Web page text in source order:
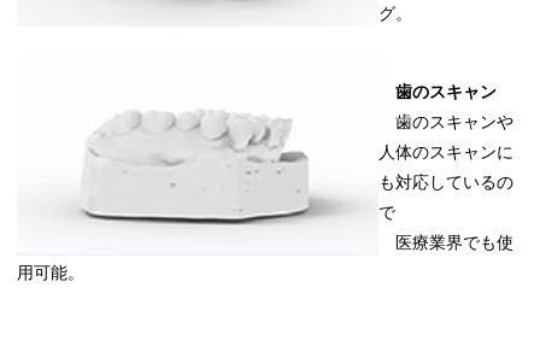
グ。
歯のスキャン
歯のスキャンや
人体のスキャンに
も対応しているの
で
医療業界でも使
用可能。